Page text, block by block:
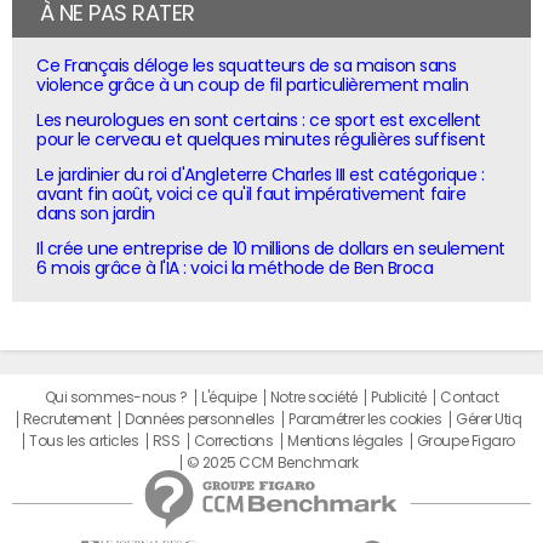
À NE PAS RATER
Ce Français déloge les squatteurs de sa maison sans
violence grâce à un coup de fil particulièrement malin
Les neurologues en sont certains : ce sport est excellent
pour le cerveau et quelques minutes régulières suffisent
Le jardinier du roi d'Angleterre Charles III est catégorique :
avant fin août, voici ce qu'il faut impérativement faire
dans son jardin
Il crée une entreprise de 10 millions de dollars en seulement
6 mois grâce à l'IA : voici la méthode de Ben Broca
Qui sommes-nous ? L'équipe Notre société Publicité
Contact
Recrutement
Données personnelles Paramétrer les cookies
Gérer Utiq
Tous les articles
RSS Corrections Mentions légales
Groupe Figaro
© 2025 CCM Benchmark